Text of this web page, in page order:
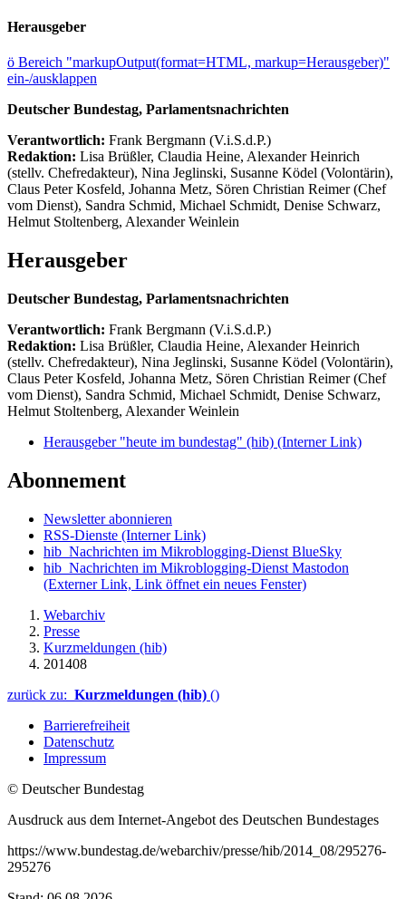
Herausgeber
ö Bereich "markupOutput(format=HTML, markup=Herausgeber)"
ein-/ausklappen
Deutscher Bundestag, Parlamentsnachrichten
Verantwortlich: Frank Bergmann (V.i.S.d.P.)
Redaktion: Lisa Brüßler, Claudia Heine, Alexander Heinrich
(stellv. Chefredakteur), Nina Jeglinski, Susanne Ködel (Volontärin),
Claus Peter Kosfeld, Johanna Metz, Sören Christian Reimer (Chef
vom Dienst), Sandra Schmid, Michael Schmidt, Denise Schwarz,
Helmut Stoltenberg, Alexander Weinlein
Herausgeber
Deutscher Bundestag, Parlamentsnachrichten
Verantwortlich: Frank Bergmann (V.i.S.d.P.)
Redaktion: Lisa Brüßler, Claudia Heine, Alexander Heinrich
(stellv. Chefredakteur), Nina Jeglinski, Susanne Ködel (Volontärin),
Claus Peter Kosfeld, Johanna Metz, Sören Christian Reimer (Chef
vom Dienst), Sandra Schmid, Michael Schmidt, Denise Schwarz,
Helmut Stoltenberg, Alexander Weinlein
Herausgeber "heute im bundestag" (hib) (Interner Link)
Abonnement
Newsletter abonnieren
RSS-Dienste (Interner Link)
hib_Nachrichten im Mikroblogging-Dienst BlueSky
hib_Nachrichten im Mikroblogging-Dienst Mastodon
(Externer Link, Link öffnet ein neues Fenster)
Webarchiv
Presse
Kurzmeldungen (hib)
201408
zurück zu: Kurzmeldungen (hib) ()
Barrierefreiheit
Datenschutz
Impressum
© Deutscher Bundestag
Ausdruck aus dem Internet-Angebot des Deutschen Bundestages
https://www.bundestag.de/webarchiv/presse/hib/2014_08/295276-
295276